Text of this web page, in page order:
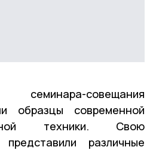
совещания
образцы современной
техники. Свою
различные